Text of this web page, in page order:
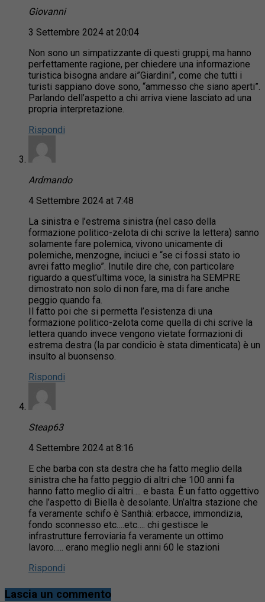
Giovanni
3 Settembre 2024 at 20:04
Non sono un simpatizzante di questi gruppi, ma hanno
perfettamente ragione, per chiedere una informazione
turistica bisogna andare ai”Giardini”, come che tutti i
turisti sappiano dove sono, “ammesso che siano aperti”.
Parlando dell’aspetto a chi arriva viene lasciato ad una
propria interpretazione.
Rispondi
Ardmando
4 Settembre 2024 at 7:48
La sinistra e l’estrema sinistra (nel caso della
formazione politico-zelota di chi scrive la lettera) sanno
solamente fare polemica, vivono unicamente di
polemiche, menzogne, inciuci e “se ci fossi stato io
avrei fatto meglio”. Inutile dire che, con particolare
riguardo a quest’ultima voce, la sinistra ha SEMPRE
dimostrato non solo di non fare, ma di fare anche
peggio quando fa.
Il fatto poi che si permetta l’esistenza di una
formazione politico-zelota come quella di chi scrive la
lettera quando invece vengono vietate formazioni di
estrema destra (la par condicio è stata dimenticata) è un
insulto al buonsenso.
Rispondi
Steap63
4 Settembre 2024 at 8:16
E che barba con sta destra che ha fatto meglio della
sinistra che ha fatto peggio di altri che 100 anni fa
hanno fatto meglio di altri…. e basta. È un fatto oggettivo
che l’aspetto di Biella è desolante. Un’altra stazione che
fa veramente schifo è Santhià: erbacce, immondizia,
fondo sconnesso etc….etc…. chi gestisce le
infrastrutture ferroviaria fa veramente un ottimo
lavoro….. erano meglio negli anni 60 le stazioni
Rispondi
Lascia un commento